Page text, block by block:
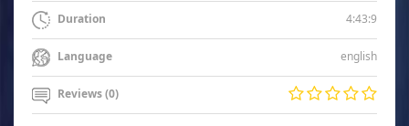
Duration 4:43:9
Language english
Reviews (0)